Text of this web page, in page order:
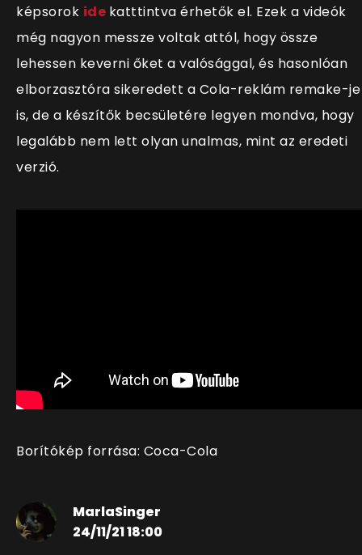
képsorok ide katttintva érhetők el. Ezek a videók
még nagyon messze voltak attól, hogy össze
lehessen keverni őket a valósággal, és hasonlóan
elborzasztóra sikeredett a Cola-reklám remake-je
is, de a készítők becsületére legyen mondva, hogy
legalább nem lett olyan unalmas, mint az eredeti
verzió.
Borítókép forrása: Coca-Cola
MarlaSinger
24/11/21 18:00